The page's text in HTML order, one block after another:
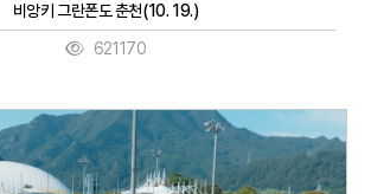
비앙키 그란폰도 춘천(10. 19.)
621170